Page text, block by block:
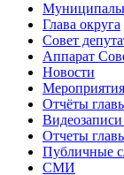
Глава округа
Совет
Аппарат
Новости
Мероприятия
Отчёты
Видеозаписи
Отчеты
Публичные
СМИ